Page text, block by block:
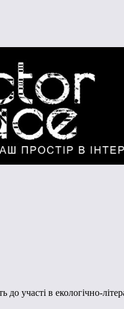
участі в екологічно-